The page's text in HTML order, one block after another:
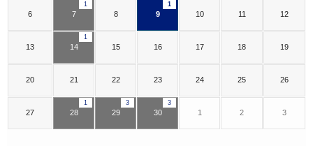
6
1
7 8
1
9 10 11 12
13
1
14 15 16 17 18 19
20 21 22 23 24 25 26
27
1
28
3
29
3
30 1 2 3